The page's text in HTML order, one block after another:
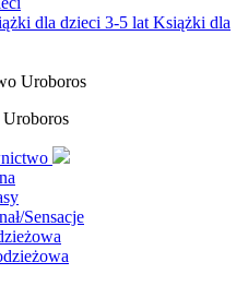
dla dzieci 3-5 lat Książki dla
Sensacje